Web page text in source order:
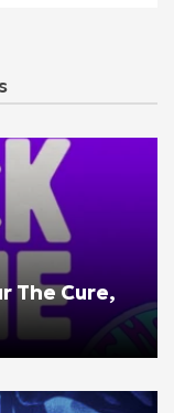
The Cure,